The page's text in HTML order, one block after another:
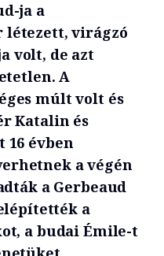
ja a
létezett, virágzó
volt, de azt
A
múlt volt és
Katalin és
16 évben
a végén
a Gerbeaud
a
a budai Émile-t